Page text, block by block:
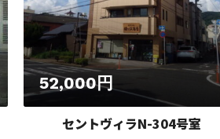
52,000円
セントヴィラN-304号室